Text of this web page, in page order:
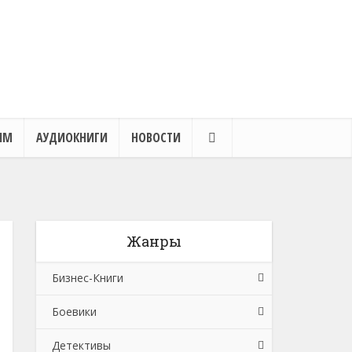
АУДИОКНИГИ НОВОСТИ
Жанры
Бизнес-Книги
Банковское дело
Бухучет, налогообложение, аудит
Боевики
Боевики: Прочее
Детективы